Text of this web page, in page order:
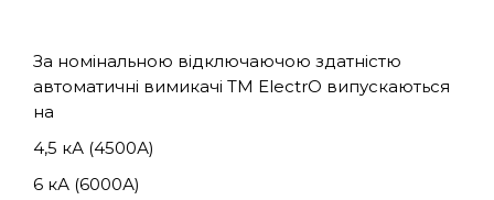
За номінальною відключаючою здатністю
автоматичні вимикачі TM ElectrO випускаються
на
4,5 кА (4500А)
6 кА (6000А)